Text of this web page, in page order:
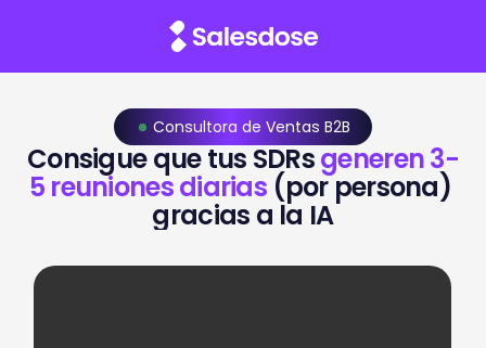
Consultora de Ventas B2B
Consigue que tus SDRs generen 3-
5 reuniones diarias (por persona)
gracias a la IA